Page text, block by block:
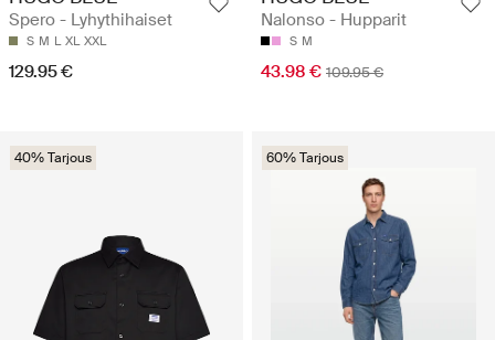
Spero - Lyhythihaiset
S M L XL XXL
129.95 €
Nalonso - Hupparit
S M
43.98 € 109.95 €
40% Tarjous 60% Tarjous